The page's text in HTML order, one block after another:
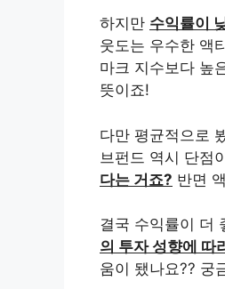
하지만 수익률이
웃도는 우수한 액
마크 지수보다 높
뜻이죠!
다만 평균적으로
브펀드 역시 단점
다는 거죠? 반면
결국 수익률이 더
의 투자 성향에 따
움이 됐나요?? 궁